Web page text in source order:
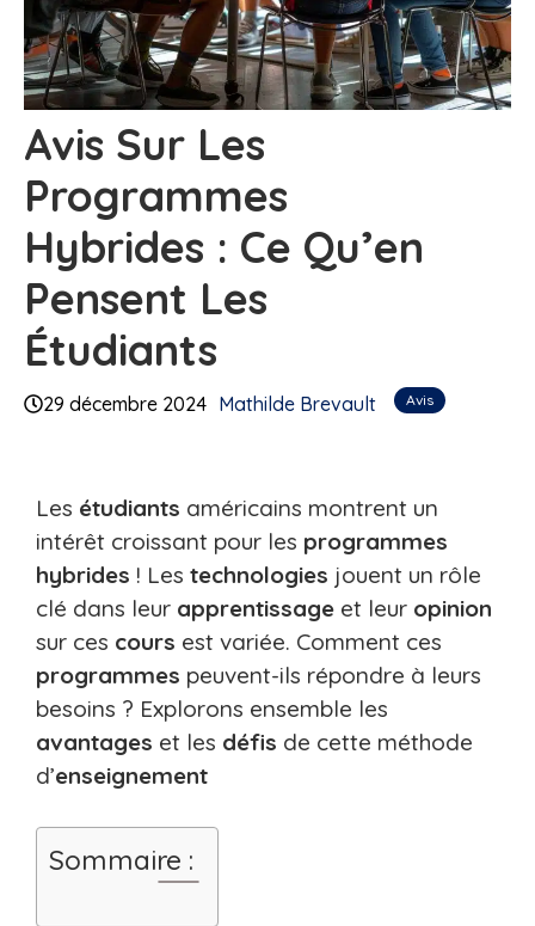
Avis Sur Les
Programmes
Hybrides : Ce Qu’en
Pensent Les
Étudiants
29 décembre 2024 Mathilde Brevault Avis
Les étudiants américains montrent un
intérêt croissant pour les programmes
hybrides ! Les technologies jouent un rôle
clé dans leur apprentissage et leur opinion
sur ces cours est variée. Comment ces
programmes peuvent-ils répondre à leurs
besoins ? Explorons ensemble les
avantages et les défis de cette méthode
d’enseignement
Sommaire :